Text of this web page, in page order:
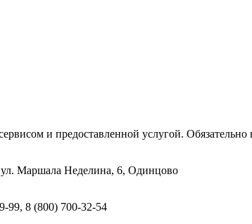
и предоставленной услугой.
ул. Маршала Неделина, 6, Одинцово
99, 8 (800) 700-32-54